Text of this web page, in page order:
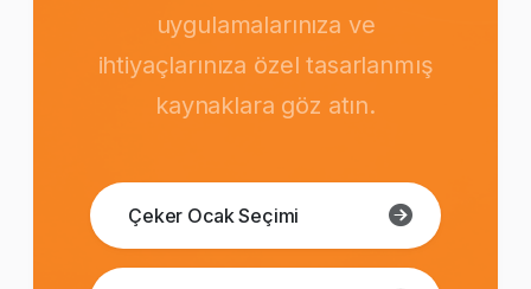
uygulamalarınıza ve
ihtiyaçlarınıza özel tasarlanmış
kaynaklara göz atın.
Çeker Ocak Seçimi